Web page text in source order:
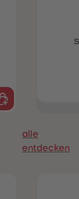
alle
entdecken